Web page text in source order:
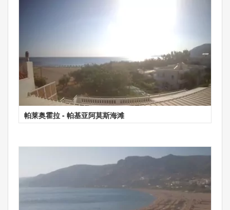
帕莱奥霍拉 - 帕基亚阿莫斯海滩